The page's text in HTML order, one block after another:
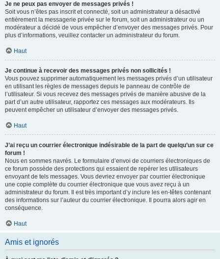
Je ne peux pas envoyer de messages privés !
Soit vous n’êtes pas inscrit et connecté, soit un administrateur a désactivé
entièrement la messagerie privée sur le forum, soit un administrateur ou un
modérateur a décidé de vous empêcher d’envoyer des messages privés. Pour
plus d’informations, veuillez contacter un administrateur du forum.
Haut
Je continue à recevoir des messages privés non sollicités !
Vous pouvez supprimer automatiquement les messages privés d’un utilisateur
en utilisant les règles de messages depuis le panneau de contrôle de
l’utilisateur. Si vous recevez des messages privés de manière abusive de la
part d’un autre utilisateur, rapportez ces messages aux modérateurs. Ils
peuvent empêcher un utilisateur d’envoyer des messages privés.
Haut
J’ai reçu un courrier électronique indésirable de la part de quelqu’un sur ce
forum !
Nous en sommes navrés. Le formulaire d’envoi de courriers électroniques de
ce forum possède des protections qui essaient de repérer les utilisateurs
envoyant de tels messages. Vous devriez envoyer par courrier électronique
une copie complète du courrier électronique que vous avez reçu à un
administrateur du forum. Il est très important d’y inclure les en-têtes contenant
des informations sur l’auteur du courrier électronique. Il pourra alors agir en
conséquence.
Haut
Amis et ignorés